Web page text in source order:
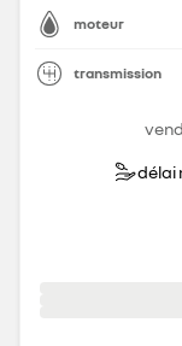
moteur
transmission
délai